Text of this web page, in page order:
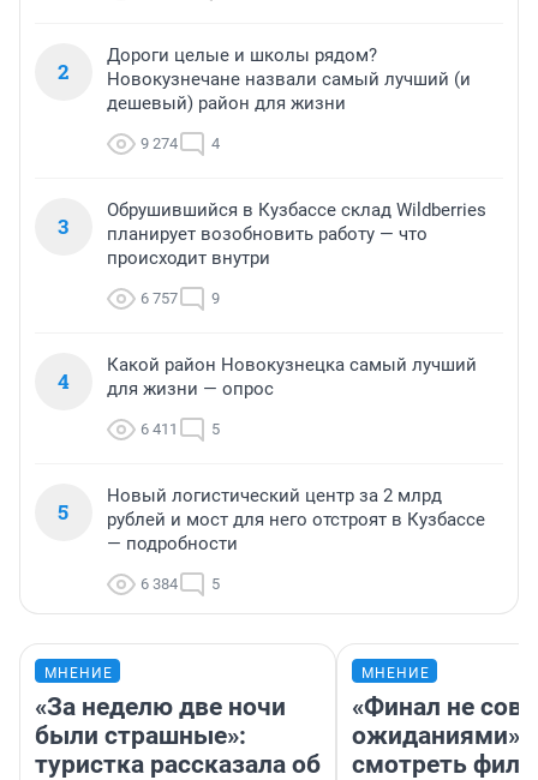
2
Дороги целые и школы рядом?
Новокузнечане назвали самый лучший (и
дешевый) район для жизни
9 274 4
3
Обрушившийся в Кузбассе склад Wildberries
планирует возобновить работу — что
происходит внутри
6 757 9
4
Какой район Новокузнецка самый лучший
для жизни — опрос
6 411 5
5
Новый логистический центр за 2 млрд
рублей и мост для него отстроят в Кузбассе
— подробности
6 384 5
МНЕНИЕ
«За неделю две ночи
были страшные»:
туристка рассказала об
МНЕНИЕ
«Финал не
ожиданиями»:
смотреть